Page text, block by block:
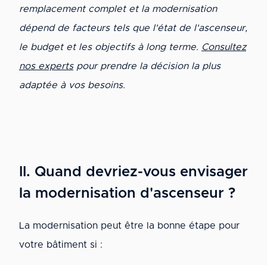
remplacement complet et la modernisation
dépend de facteurs tels que l'état de l'ascenseur,
le budget et les objectifs à long terme. Consultez
nos expertspour prendre la décision la plus
adaptée à vos besoins.
II. Quand devriez-vous envisager
la modernisation d'ascenseur ?
La modernisation peut être la bonne étape pour
votre bâtiment si :